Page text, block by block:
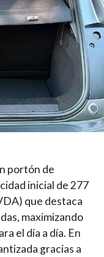
portón de
inicial de 277
que destaca
maximizando
el día a día. En
gracias a